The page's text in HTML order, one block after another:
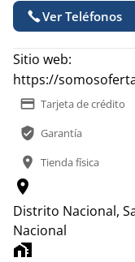
Ver Teléfonos
Sitio web:
https://
payment Tarjeta de crédito
verified_user Garantía
location_on Tienda física
location_on
Distrito Nacional,
Nacional
home_work